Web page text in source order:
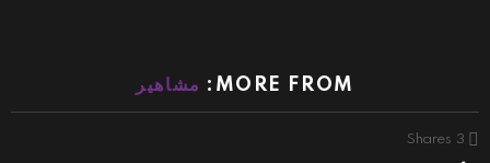
MORE FROM: مشاهير
3
Shares